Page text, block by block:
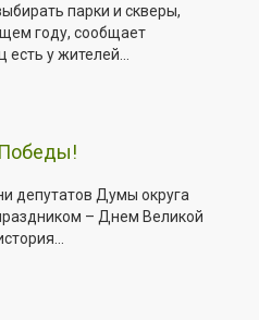
парки и скверы,
году, сообщает
у жителей...
депутатов Думы округа
– Днем Великой